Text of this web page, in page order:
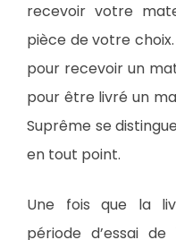
recevoir votre
pièce de votre
pour recevoir un
pour être livré un
Suprême se
en tout point.
Une fois que la
période d’essai